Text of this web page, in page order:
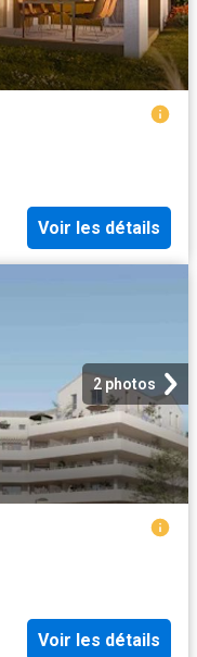
Voir les détails
2 photos
Voir les détails